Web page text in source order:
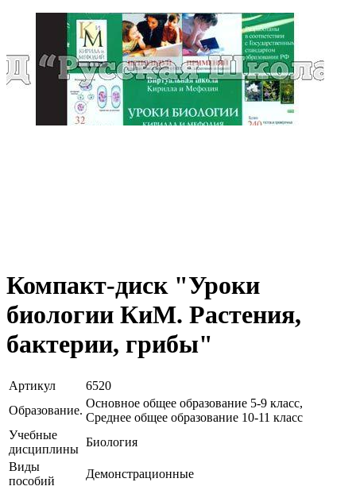
Компакт-диск "Уроки
биологии КиМ. Растения,
бактерии, грибы"
Артикул
6520
Образование.
Основное общее образование 5-9 класс,
Среднее общее образование 10-11 класс
Учебные
дисциплины
Биология
Виды
пособий
Демонстрационные